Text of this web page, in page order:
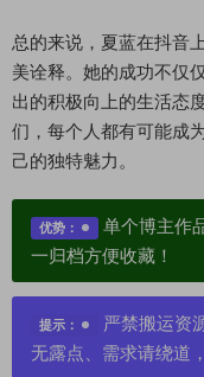
总的来说，夏蓝在抖音
美诠释。她的成功不仅
出的积极向上的生活态
们，每个人都有可能成
己的独特魅力。
优势：
单个博主作
一归档方便收藏！
提示：
严禁搬运资
无露点、需求请绕道